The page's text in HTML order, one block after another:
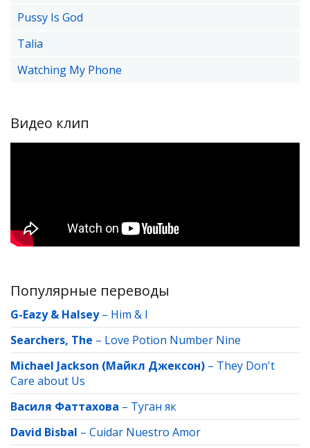
Pussy Is God
Talia
Watching My Phone
Видео клип
Популярные переводы
G-Eazy & Halsey– Him & I
Searchers, The – Love Potion Number Nine
Michael Jackson (Майкл Джексон) – They Don't
Care about Us
Василя Фаттахова – Туган як
David Bisbal – Cuidar Nuestro Amor